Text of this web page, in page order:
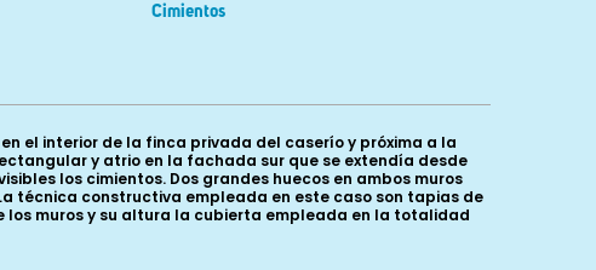
Cimientos
en el interior de la finca privada del caserío y próxima a la
y atrio en la fachada sur que se extendía desde
los cimientos. Dos grandes huecos en ambos muros
técnica constructiva empleada en este caso son tapias de
los muros y su altura la cubierta empleada en la totalidad